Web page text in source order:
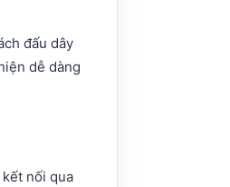
đấu dây
dễ dàng
nối qua